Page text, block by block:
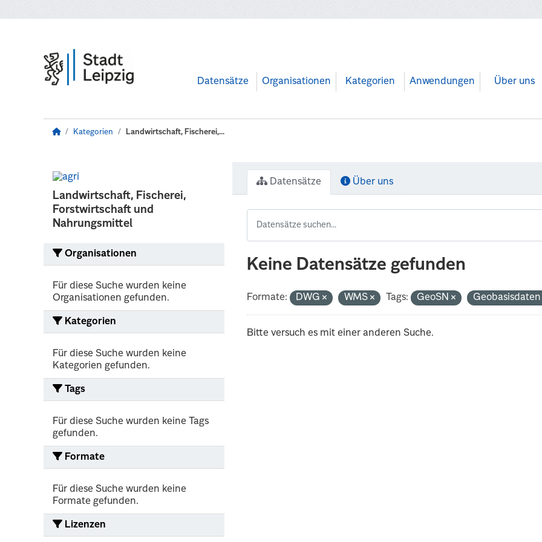
Datensätze Organisationen Kategorien Anwendungen Über uns
Kategorien Landwirtschaft, Fischerei,...
Landwirtschaft, Fischerei,
Forstwirtschaft und
Nahrungsmittel
Organisationen
Für diese Suche wurden keine
Organisationen gefunden.
Kategorien
Für diese Suche wurden keine
Kategorien gefunden.
Tags
Für diese Suche wurden keine Tags
gefunden.
Formate
Für diese Suche wurden keine
Formate gefunden.
Lizenzen
Datensätze Über uns
Keine Datensätze gefunden
Formate: DWG WMS Tags: GeoSN
Bitte versuch es mit einer anderen Suche.